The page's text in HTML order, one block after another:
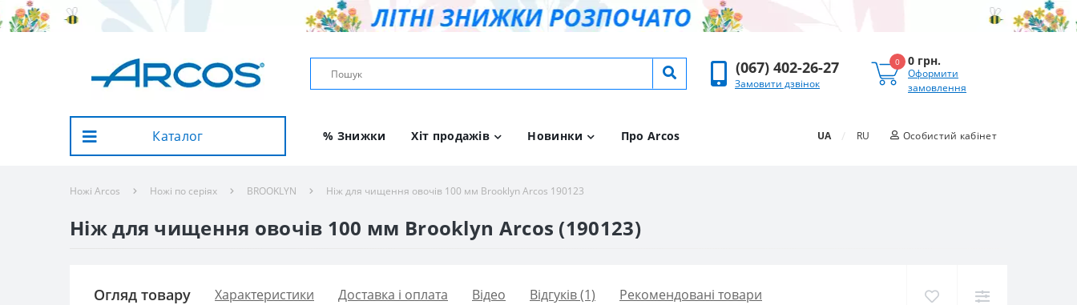
(067) 402-26-27
Замовити дзвінок
0 0 грн.
Оформити
замовлення
Каталог % Знижки Хіт продажів Новинки Про Arcos UA / RU Особистий кабінет
Ножі Arcos Ножі по серіях BROOKLYN Ніж для чищення овочів 100 мм Brooklyn Arcos 190123
Ніж для чищення овочів 100 мм Brooklyn Arcos (190123)
Огляд товару Характеристики Доставка і оплата Вiдео Відгуків (1) Рекомендовані товари